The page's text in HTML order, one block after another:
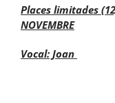
Places limitades
NOVEMBRE
Vocal: Joan